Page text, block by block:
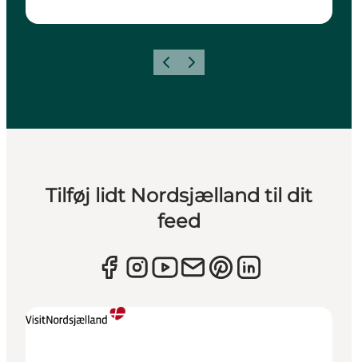
ForrigeNæste
Tilføj lidt Nordsjælland til dit
feed